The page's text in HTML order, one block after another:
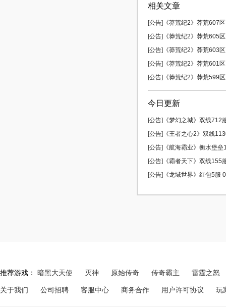
相关文章
[公告]《莽荒纪2》莽荒607
[公告]《莽荒纪2》莽荒605
[公告]《莽荒纪2》莽荒603
[公告]《莽荒纪2》莽荒601
[公告]《莽荒纪2》莽荒599
今日更新
[公告]《梦幻之城》双线712
[公告]《王者之心2》双线
[公告]《航海霸业》衡水堡
[公告]《霸者天下》双线155
[公告]《龙域世界》红包5服
推荐游戏： 暗黑大天使 灭神 原始传奇 传奇霸主 雷霆之怒
关于我们 公司招聘 客服中心 商务合作 用户许可协议 玩